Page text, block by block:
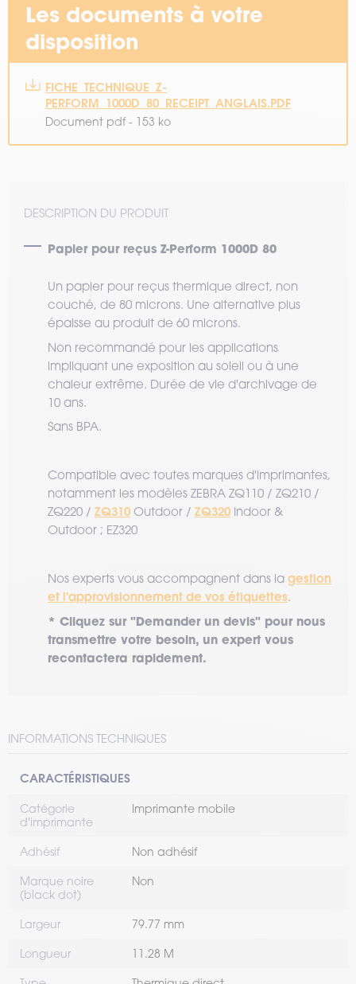
Les documents à votre
disposition
FICHE_TECHNIQUE_Z-
PERFORM_1000D_80_RECEIPT_ANGLAIS.PDF
Document pdf - 153 ko
DESCRIPTION DU PRODUIT
Papier pour reçus Z-Perform 1000D 80
Un papier pour reçus thermique direct, non
couché, de 80 microns. Une alternative plus
épaisse au produit de 60 microns.
Non recommandé pour les applications
impliquant une exposition au soleil ou à une
chaleur extrême. Durée de vie d'archivage de
10 ans.
Sans BPA.
Compatible avec toutes marques d'imprimantes,
notamment les modèles ZEBRA ZQ110 / ZQ210 /
ZQ220 / ZQ310 Outdoor / ZQ320 Indoor &
Outdoor ; EZ320
Nos experts vous accompagnent dans la gestion
et l'approvisionnement de vos étiquettes.
* Cliquez sur "Demander un devis" pour nous
transmettre votre besoin, un expert vous
recontactera rapidement.
INFORMATIONS TECHNIQUES
CARACTÉRISTIQUES
Catégorie
d'imprimante
Imprimante mobile
Adhésif Non adhésif
Marque noire
(black dot)
Non
Largeur 79.77 mm
Longueur 11.28 M